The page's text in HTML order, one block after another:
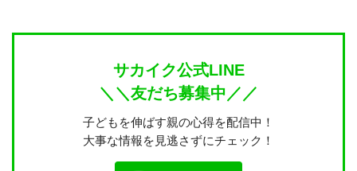
サカイク公式LINE
＼＼友だち募集中／／
子どもを伸ばす親の心得を配信中！
大事な情報を見逃さずにチェック！